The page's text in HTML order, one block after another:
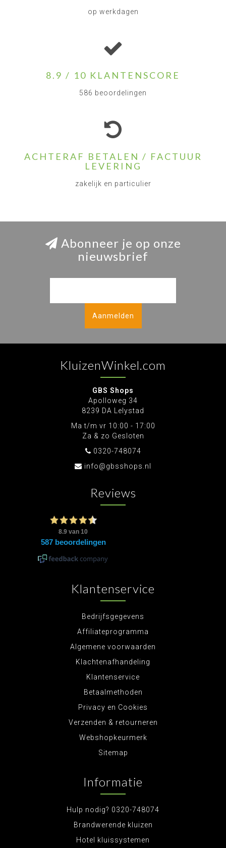
op werkdagen
8.9 / 10 KLANTENSCORE
586 beoordelingen
ACHTERAF BETALEN / FACTUUR
LEVERING
zakelijk en particulier
Abonneer je op onze
nieuwsbrief
Aanmelden
KluizenWinkel.com
GBS Shops
Apolloweg 34
8239 DA Lelystad
Ma t/m vr 10:00 - 17:00
Za & zo Gesloten
0320-748074
info@gbsshops.nl
Reviews
Klantenservice
Bedrijfsgegevens
Affiliateprogramma
Algemene voorwaarden
Klachtenafhandeling
Klantenservice
Betaalmethoden
Privacy en Cookies
Verzenden & retourneren
Webshopkeurmerk
Sitemap
Informatie
Hulp nodig? 0320-748074
Brandwerende kluizen
Hotel kluissystemen